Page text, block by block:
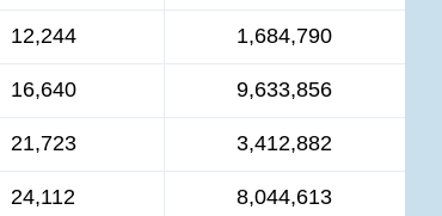
12,244 1,684,790
16,640 9,633,856
21,723 3,412,882
24,112 8,044,613